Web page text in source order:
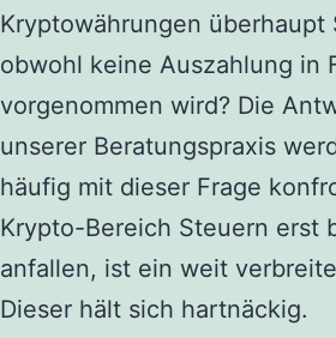
Kryptowährungen überhaupt
obwohl keine Auszahlung in
vorgenommen wird? Die
unserer Beratungspraxis
häufig mit dieser Frage
Krypto-Bereich Steuern erst
anfallen, ist ein weit
Dieser hält sich hartnäckig.